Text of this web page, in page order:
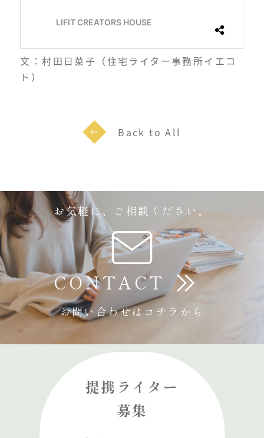
文：村田日菜子（住宅ライター事務所イエコ
ト）
Back to All
お気軽に、ご相談ください。
CONTACT
お問い合わせはコチラから
提携ライター
募集